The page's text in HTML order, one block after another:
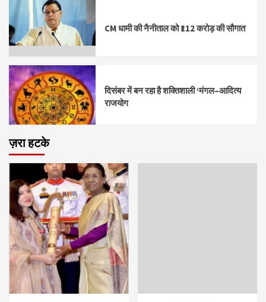
CM धामी की नैनीताल को ₹112 करोड़ की सौगात
दिसंबर में बन रहा है शक्तिशाली ‘मंगल–आदित्य
राजयोग
ज़रा हटके